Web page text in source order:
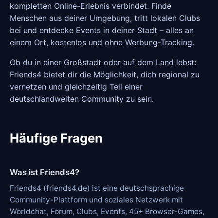
kompletten Online-Erlebnis verbindet. Finde
Menschen aus deiner Umgebung, tritt lokalen Clubs
bei und entdecke Events in deiner Stadt – alles an
einem Ort, kostenlos und ohne Werbung-Tracking.
Ob du in einer Großstadt oder auf dem Land lebst:
Friends4 bietet dir die Möglichkeit, dich regional zu
vernetzen und gleichzeitig Teil einer
deutschlandweiten Community zu sein.
Häufige Fragen
Was ist Friends4?
Friends4 (friends4.de) ist eine deutschsprachige
Community-Plattform und soziales Netzwerk mit
Worldchat, Forum, Clubs, Events, 45+ Browser-Games,